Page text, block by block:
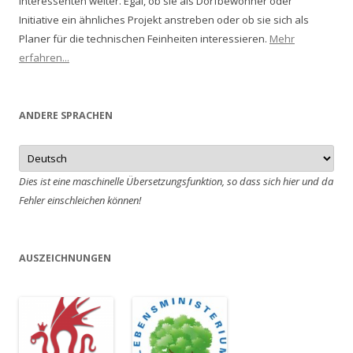
Initiative ein ähnliches Projekt anstreben oder ob sie sich als
Planer für die technischen Feinheiten interessieren. Mehr
erfahren...
ANDERE SPRACHEN
Dies ist eine maschinelle Übersetzungsfunktion, so dass sich hier und da
Fehler einschleichen können!
AUSZEICHNUNGEN